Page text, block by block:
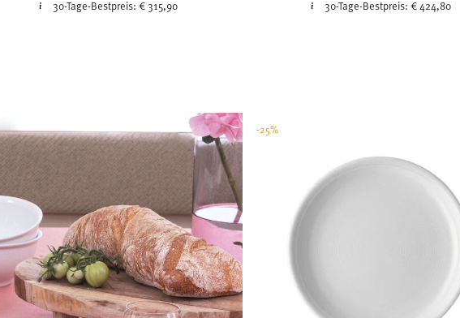
30-Tage-Bestpreis:€ 315,90 30-Tage-Bestpreis:€ 424,80
-25%